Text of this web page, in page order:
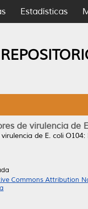
Estadísticas
de virulencia de
de E. coli
Commons Attribution